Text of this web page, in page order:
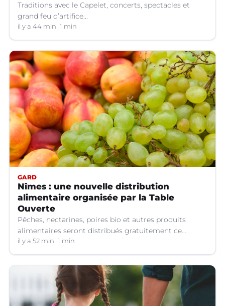
Traditions avec le Capelet, concerts, spectacles et
grand feu d’artifice...
il y a 44 min 1 min
GARD
Nîmes : une nouvelle distribution
alimentaire organisée par la Table
Ouverte
Pêches, nectarines, poires bio et autres produits
alimentaires seront distribués gratuitement ce
vendredi 7 août par les bénévoles de la Table Ouverte
à Nîmes (Gard).
il y a 52 min 1 min